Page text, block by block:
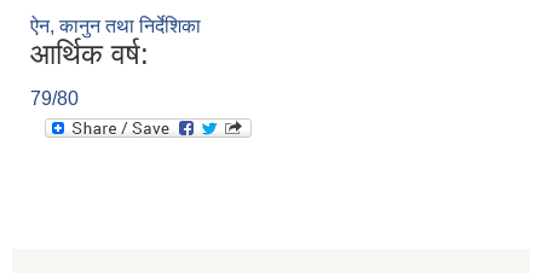
ऐन, कानुन तथा निर्देशिका
आर्थिक वर्ष:
79/80